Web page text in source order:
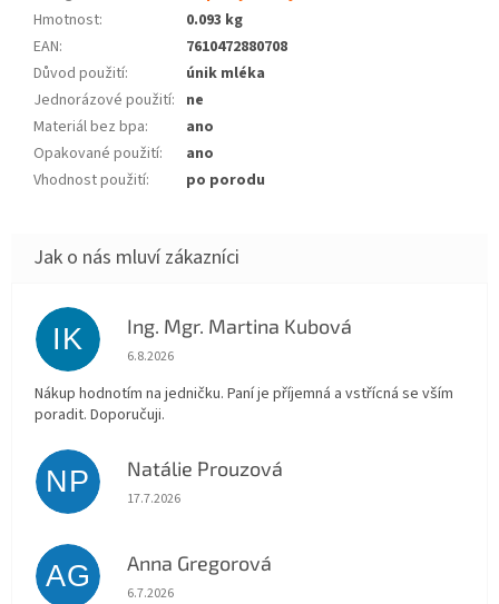
Hmotnost:
0.093 kg
EAN:
7610472880708
Důvod použití:
únik mléka
Jednorázové použití: ne
Materiál bez bpa:
ano
Opakované použití:
ano
Vhodnost použití: po porodu
IK Ing. Mgr. Martina Kubová
Hodnocení obchodu je 5 z 5 hvězdiček.
6.8.2026
Nákup hodnotím na jedničku. Paní je příjemná a vstřícná se vším
poradit. Doporučuji.
NP Natálie Prouzová
Hodnocení obchodu je 5 z 5 hvězdiček.
17.7.2026
AG Anna Gregorová
Hodnocení obchodu je 5 z 5 hvězdiček.
6.7.2026